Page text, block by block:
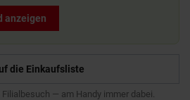
anzeigen
die Einkaufsliste
— am Handy immer dabei.